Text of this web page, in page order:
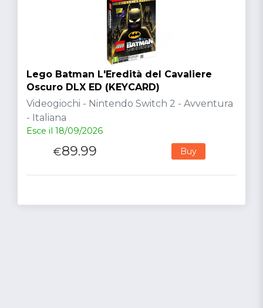
Lego Batman L'Eredità del Cavaliere
Oscuro DLX ED (KEYCARD)
Videogiochi - Nintendo Switch 2 - Avventura
- Italiana
Esce il 18/09/2026
€89.99 Buy